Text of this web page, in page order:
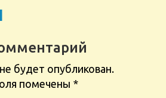
будет опубликован.
помечены *